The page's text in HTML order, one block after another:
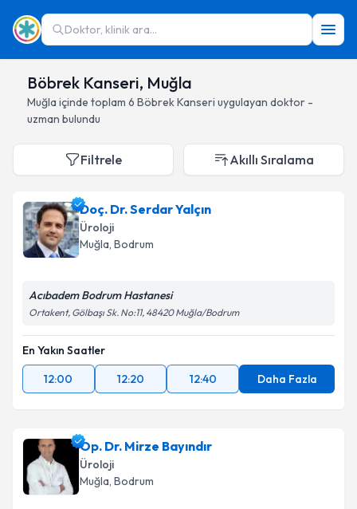
Doktor, klinik ara...
Böbrek Kanseri, Muğla
Muğla içinde toplam 6 Böbrek Kanseri uygulayan doktor -
uzman bulundu
Filtrele Akıllı Sıralama
Doç. Dr. Serdar Yalçın
Üroloji
Muğla, Bodrum
Acıbadem Bodrum Hastanesi
Ortakent, Gölbaşı Sk. No:11, 48420 Muğla/Bodrum
En Yakın Saatler
12:00
12:20 12:40 Daha Fazla
Op. Dr. Mirze Bayındır
Üroloji
Muğla, Bodrum